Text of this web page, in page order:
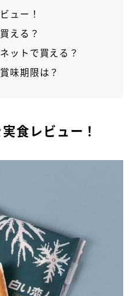
ュー！
える？
ットで買える？
味期限は？
食レビュー！